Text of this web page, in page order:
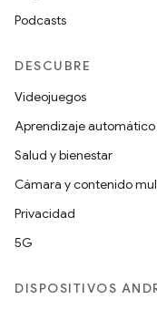
Podcasts
DESCUBRE
Videojuegos
Aprendizaje automático
Salud y bienestar
Cámara y contenido
Privacidad
5G
DISPOSITIVOS